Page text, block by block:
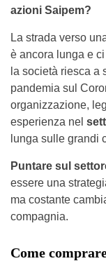
azioni Saipem?
La strada verso
è ancora lunga e
la società riesca a
pandemia sul
organizzazione,
esperienza nel
lunga sulle grandi
Puntare sul
essere una
ma costante
compagnia.
Come